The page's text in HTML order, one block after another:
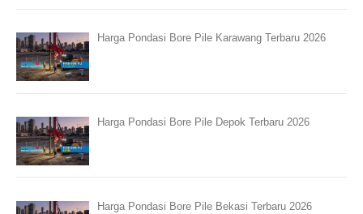
Harga Pondasi Bore Pile Karawang Terbaru 2026
Harga Pondasi Bore Pile Depok Terbaru 2026
Harga Pondasi Bore Pile Bekasi Terbaru 2026